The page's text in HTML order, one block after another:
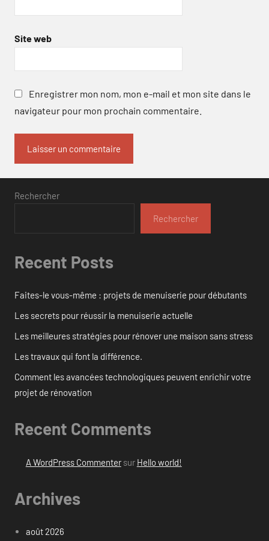
Site web
Enregistrer mon nom, mon e-mail et mon site dans le
navigateur pour mon prochain commentaire.
Rechercher
Rechercher
Recent Posts
Faites-le vous-même : projets de menuiserie pour débutants
Les secrets pour réussir la menuiserie actuelle
Les meilleures stratégies pour rénover une maison sans stress
Les travaux qui font la différence.
Comment les avancées technologiques peuvent enrichir votre
projet de rénovation
Recent Comments
A WordPress Commentersur Hello world!
Archives
août 2026